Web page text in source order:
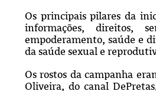
Os principais pilares da
informações, direitos,
empoderamento, saúde e
da saúde sexual e
Os rostos da campanha
Oliveira, do canal